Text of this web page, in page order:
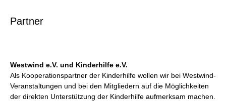
Partner
Westwind e.V. und Kinderhilfe e.V.
Als Kooperationspartner der Kinderhilfe wollen wir bei Westwind-
Veranstaltungen und bei den Mitgliedern auf die Möglichkeiten
der direkten Unterstützung der Kinderhilfe aufmerksam machen.